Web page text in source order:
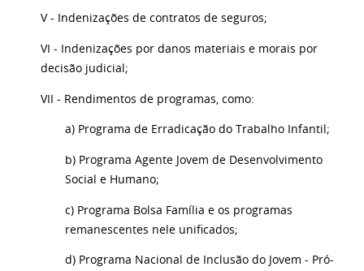
V - Indenizações de contratos de seguros;
VI - Indenizações por danos materiais e morais por
decisão judicial;
VII - Rendimentos de programas, como:
a) Programa de Erradicação do Trabalho Infantil;
b) Programa Agente Jovem de Desenvolvimento
Social e Humano;
c) Programa Bolsa Família e os programas
remanescentes nele unificados;
d) Programa Nacional de Inclusão do Jovem - Pró-